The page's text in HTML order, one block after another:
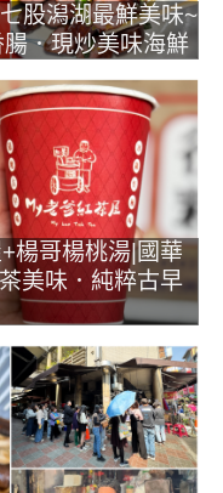
股潟湖最鮮美味~
．現炒美味海鮮
楊哥楊桃湯|國華
美味．純粹古早